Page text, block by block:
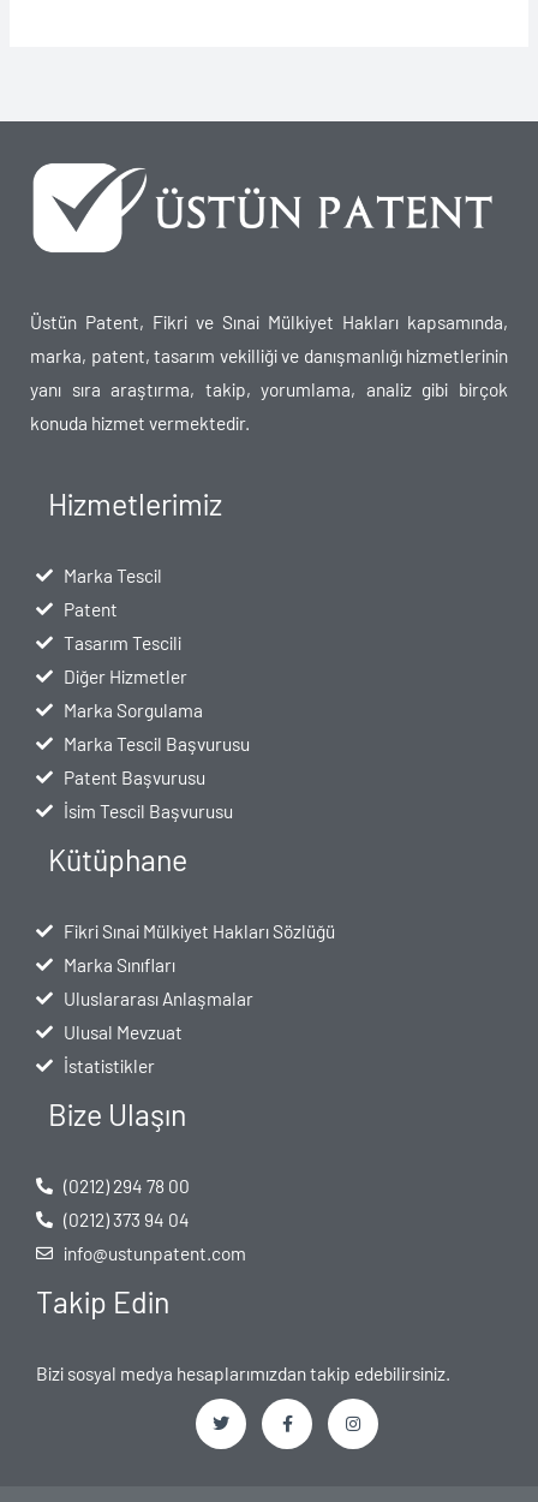
Üstün Patent, Fikri ve Sınai Mülkiyet Hakları kapsamında,
marka, patent, tasarım vekilliği ve danışmanlığı hizmetlerinin
yanı sıra araştırma, takip, yorumlama, analiz gibi birçok
konuda hizmet vermektedir.
Hizmetlerimiz
Marka Tescil
Patent
Tasarım Tescili
Diğer Hizmetler
Marka Sorgulama
Marka Tescil Başvurusu
Patent Başvurusu
İsim Tescil Başvurusu
Kütüphane
Fikri Sınai Mülkiyet Hakları Sözlüğü
Marka Sınıfları
Uluslararası Anlaşmalar
Ulusal Mevzuat
İstatistikler
Bize Ulaşın
(0212) 294 78 00
(0212) 373 94 04
info@ustunpatent.com
Takip Edin
Bizi sosyal medya hesaplarımızdan takip edebilirsiniz.
T
F
I